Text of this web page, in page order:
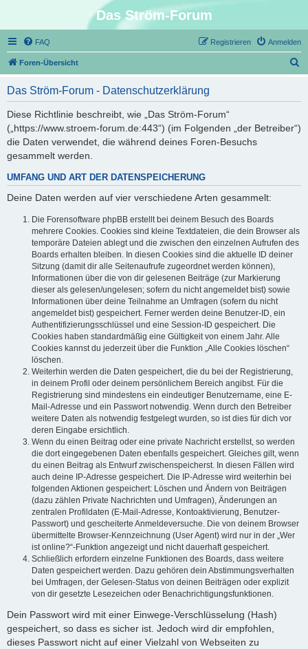
Das Ström-Forum
FAQ Anmelden
Registrieren
Foren-Übersicht
Das Ström-Forum - Datenschutzerklärung
Diese Richtlinie beschreibt, wie „Das Ström-Forum“
(„https://www.stroem-forum.de:443“) (im Folgenden „der Betreiber“)
die Daten verwendet, die während deines Foren-Besuchs
gesammelt werden.
UMFANG UND ART DER DATENSPEICHERUNG
Deine Daten werden auf vier verschiedene Arten gesammelt:
Die Forensoftware phpBB erstellt bei deinem Besuch des Boards
mehrere Cookies. Cookies sind kleine Textdateien, die dein Browser als
temporäre Dateien ablegt und die zwischen den einzelnen Aufrufen des
Boards erhalten bleiben. In diesen Cookies sind die aktuelle ID deiner
Sitzung (damit dir alle Seitenaufrufe zugeordnet werden können),
Informationen über die von dir gelesenen Beiträge (zur Markierung
dieser als gelesen/ungelesen; sofern du nicht angemeldet bist) sowie
Informationen über deine Teilnahme an Umfragen (sofern du nicht
angemeldet bist) gespeichert. Ferner werden deine Benutzer-ID, ein
Authentifizierungsschlüssel und eine Session-ID gespeichert. Die
Cookies haben standardmäßig eine Gültigkeit von einem Jahr. Alle
Cookies kannst du jederzeit über die Funktion „Alle Cookies löschen“
löschen.
Weiterhin werden die Daten gespeichert, die du bei der Registrierung,
in deinem Profil oder deinem persönlichem Bereich angibst. Für die
Registrierung sind mindestens ein eindeutiger Benutzername, eine E-
Mail-Adresse und ein Passwort notwendig. Wenn durch den Betreiber
weitere Daten als notwendig festgelegt wurden, so ist dies für dich vor
deren Eingabe ersichtlich.
Wenn du einen Beitrag oder eine private Nachricht erstellst, so werden
die dort eingegebenen Daten ebenfalls gespeichert. Gleiches gilt, wenn
du einen Beitrag als Entwurf zwischenspeicherst. In diesen Fällen wird
auch deine IP-Adresse gespeichert. Die IP-Adresse wird weiterhin bei
folgenden Aktionen gespeichert: Löschen und Ändern von Beiträgen
(dazu zählen Private Nachrichten und Umfragen), Änderungen an
zentralen Profildaten (E-Mail-Adresse, Kontoaktivierung, Benutzer-
Passwort) und gescheiterte Anmeldeversuche. Die von deinem Browser
übermittelte Browser-Kennzeichnung (User Agent) wird nur in der „Wer
ist online?“-Funktion angezeigt und nicht dauerhaft gespeichert.
Schließlich erfordern einzelne Funktionen des Boards, dass weitere
Daten gespeichert werden. Dazu gehören dein Abstimmungsverhalten
bei Umfragen, der Gelesen-Status von deinen Beiträgen oder explizit
von dir gesetzte Lesezeichen oder Benachrichtigungsfunktionen.
Dein Passwort wird mit einer Einwege-Verschlüsselung (Hash)
gespeichert, so dass es sicher ist. Jedoch wird dir empfohlen,
dieses Passwort nicht auf einer Vielzahl von Webseiten zu